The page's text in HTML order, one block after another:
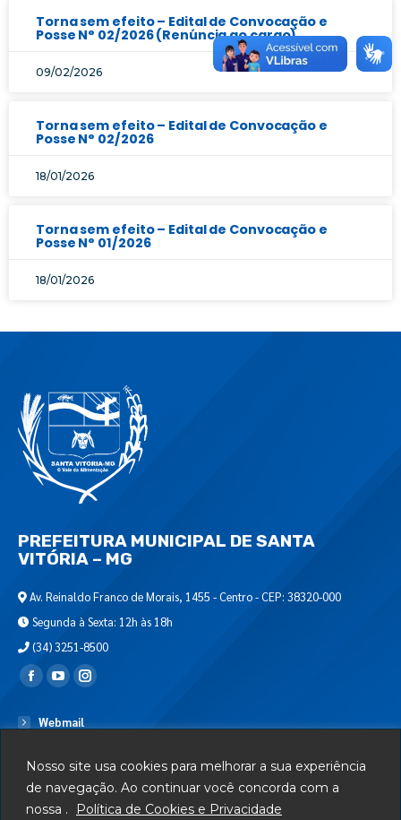
Nosso site usa cookies para melhorar a sua experiência
de navegação. Ao continuar você concorda com a
nossa .
Política de Cookies e Privacidade
Torna sem efeito – Edital de Convocação e
Posse N° 02/2026 (Renúncia ao cargo)
09/02/2026
Torna sem efeito – Edital de Convocação e
Posse N° 02/2026
18/01/2026
Torna sem efeito – Edital de Convocação e
Posse N° 01/2026
18/01/2026
PREFEITURA MUNICIPAL DE SANTA
VITÓRIA – MG
Av. Reinaldo Franco de Morais, 1455 - Centro - CEP: 38320-000
Segunda à Sexta: 12h às 18h
(34) 3251-8500
Encontre-nos em:
Webmail
Serviços
Telefones Úteis